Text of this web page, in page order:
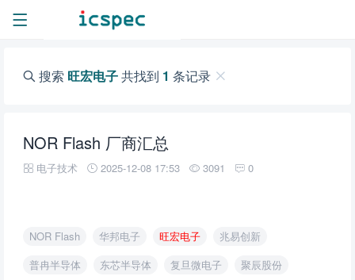
搜索 旺宏电子共找到 1 条记录
NOR Flash 厂商汇总
电子技术 2025-12-08 17:53 3091 0
NOR Flash 华邦电子 旺宏电子
兆易创新
普冉半导体
东芯半导体 复旦微电子
聚辰股份